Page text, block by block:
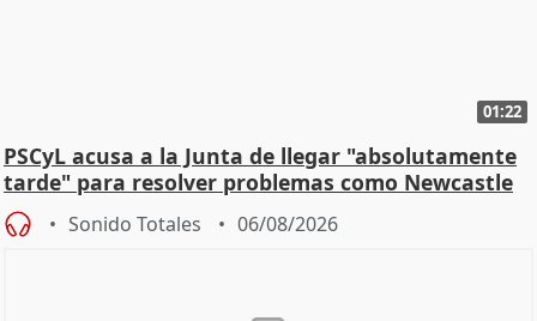
01:22
PSCyL acusa a la Junta de llegar "absolutamente
tarde" para resolver problemas como Newcastle
Sonido Totales 06/08/2026